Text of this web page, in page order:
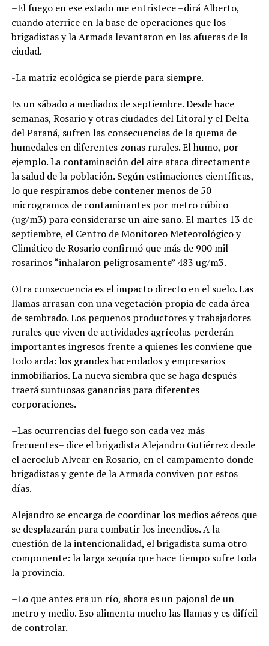
–El fuego en ese estado me entristece –dirá Alberto,
cuando aterrice en la base de operaciones que los
brigadistas y la Armada levantaron en las afueras de la
ciudad.
-La matriz ecológica se pierde para siempre.
Es un sábado a mediados de septiembre. Desde hace
semanas, Rosario y otras ciudades del Litoral y el Delta
del Paraná, sufren las consecuencias de la quema de
humedales en diferentes zonas rurales. El humo, por
ejemplo. La contaminación del aire ataca directamente
la salud de la población. Según estimaciones científicas,
lo que respiramos debe contener menos de 50
microgramos de contaminantes por metro cúbico
(ug/m3) para considerarse un aire sano. El martes 13 de
septiembre, el Centro de Monitoreo Meteorológico y
Climático de Rosario confirmó que más de 900 mil
rosarinos “inhalaron peligrosamente” 483 ug/m3.
Otra consecuencia es el impacto directo en el suelo. Las
llamas arrasan con una vegetación propia de cada área
de sembrado. Los pequeños productores y trabajadores
rurales que viven de actividades agrícolas perderán
importantes ingresos frente a quienes les conviene que
todo arda: los grandes hacendados y empresarios
inmobiliarios. La nueva siembra que se haga después
traerá suntuosas ganancias para diferentes
corporaciones.
–Las ocurrencias del fuego son cada vez más
frecuentes– dice el brigadista Alejandro Gutiérrez desde
el aeroclub Alvear en Rosario, en el campamento donde
brigadistas y gente de la Armada conviven por estos
días.
Alejandro se encarga de coordinar los medios aéreos que
se desplazarán para combatir los incendios. A la
cuestión de la intencionalidad, el brigadista suma otro
componente: la larga sequía que hace tiempo sufre toda
la provincia.
–Lo que antes era un río, ahora es un pajonal de un
metro y medio. Eso alimenta mucho las llamas y es difícil
de controlar.